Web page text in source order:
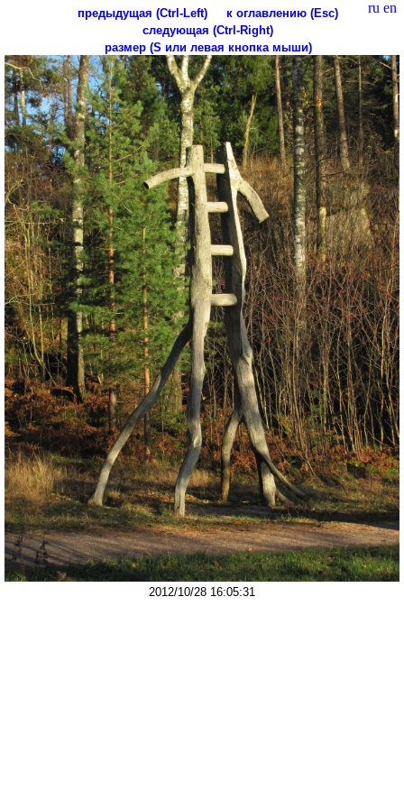
ru en
предыдущая (Ctrl-Left)
к оглавлению (Esc)
следующая (Ctrl-Right)
размер (S или левая кнопка мыши)
2012/10/28 16:05:31